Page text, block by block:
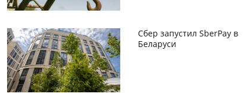
Сбер запустил SberPay в
Беларуси